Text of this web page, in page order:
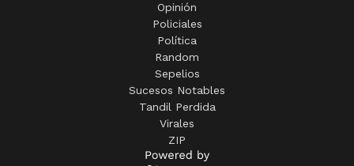
Opinión
Policiales
Política
Random
Sepelios
Sucesos Notables
Tandil Perdida
Virales
ZIP